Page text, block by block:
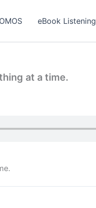
eBook Listening
at a time.